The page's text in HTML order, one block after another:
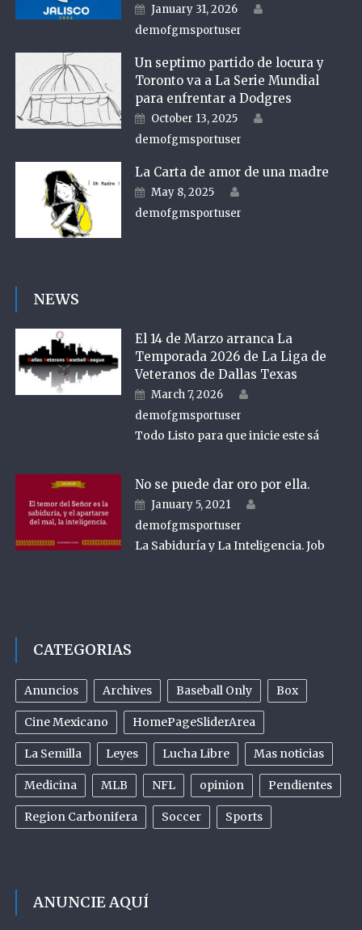
Posted on
January 31, 2026
demofgmsportuser
Un septimo partido de locura y
Toronto va a La Serie Mundial
para enfrentar a Dodgres
Posted on
October 13, 2025
demofgmsportuser
La Carta de amor de una madre
Posted on
May 8, 2025
demofgmsportuser
NEWS
El 14 de Marzo arranca La
Temporada 2026 de La Liga de
Veteranos de Dallas Texas
Posted on
March 7, 2026
demofgmsportuser
Todo Listo para que inicie este sá
No se puede dar oro por ella.
Posted on
January 5, 2021
demofgmsportuser
La Sabiduría y La Inteligencia. Job
CATEGORIAS
Anuncios Archives Baseball Only Box
Cine Mexicano HomePageSliderArea
La Semilla Leyes Lucha Libre Mas noticias
Medicina MLB NFL opinion Pendientes
Region Carbonifera Soccer Sports
ANUNCIE AQUÍ